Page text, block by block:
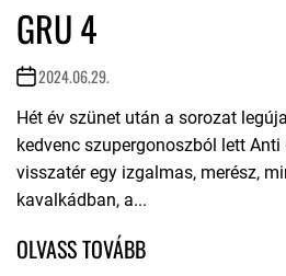
GRU 4
2024.06.29.
Hét év szünet után a sorozat
kedvenc szupergonoszból lett
visszatér egy izgalmas, merész,
kavalkádban, a...